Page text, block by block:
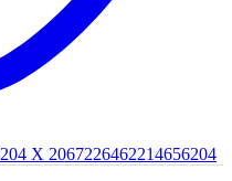
X 2067226462214656204